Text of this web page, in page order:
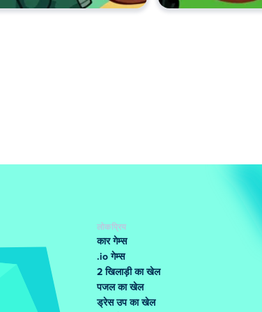
लोकप्रिय
कार गेम्स
.io गेम्स
2 खिलाड़ी का खेल
पजल का खेल
ड्रेस उप का खेल